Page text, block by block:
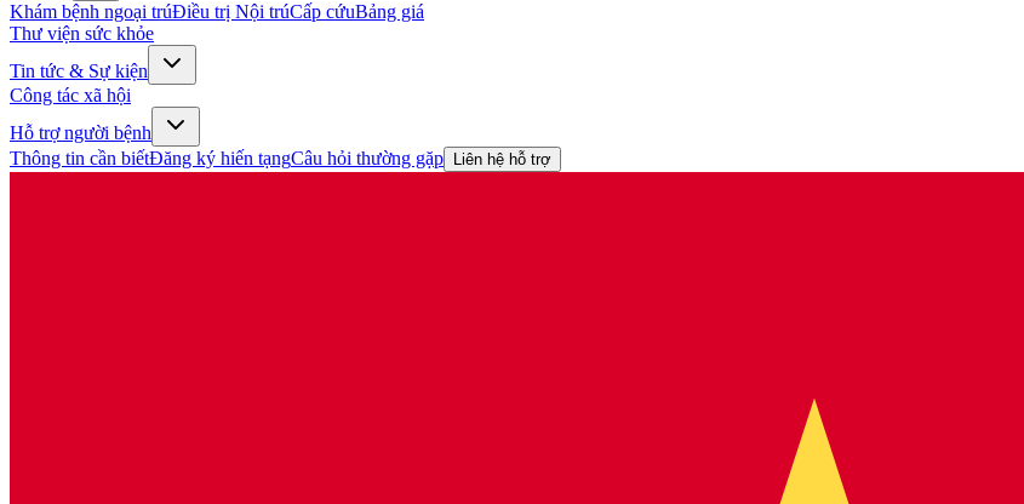
Khám bệnh ngoại trúĐiều trị Nội trúCấp cứuBảng giá
Thư viện sức khỏe
Tin tức & Sự kiện
Công tác xã hội
Hỗ trợ người bệnh
Thông tin cần biếtĐăng ký hiến tạngCâu hỏi thường gặp Liên hệ hỗ trợ